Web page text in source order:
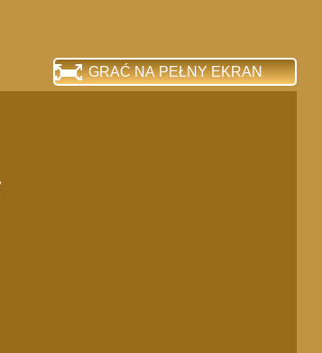
GRAĆ NA PEŁNY EKRAN